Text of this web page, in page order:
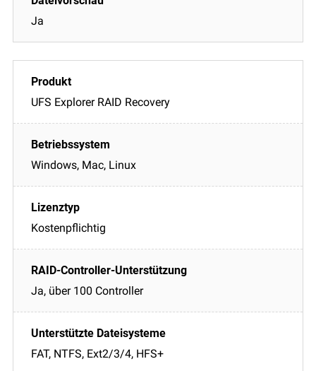
Ja
UFS Explorer RAID Recovery
Windows, Mac, Linux
Kostenpflichtig
Ja, über 100 Controller
FAT, NTFS, Ext2/3/4, HFS+